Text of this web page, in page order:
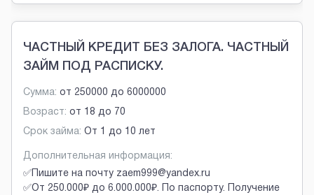
ЧАСТНЫЙ КРЕДИТ БЕЗ ЗАЛОГА. ЧАСТНЫЙ
ЗАЙМ ПОД РАСПИСКУ.
Сумма: от 250000 до 6000000
Возраст: от 18 до 70
Срок займа: От 1 до 10 лет
Дополнительная информация:
✅Пишите на почту zaem999@yandex.ru
✅От 250.000₽ до 6.000.000₽. По паспорту. Получение